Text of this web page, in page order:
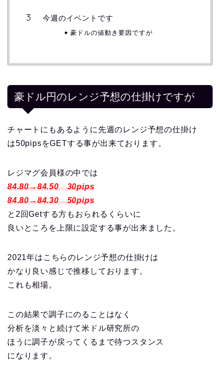
今週のイベントです
豪ドルの値動き要因ですが
豪ドル円のレンジ予想の仕掛けですが
チャートにもあるように先週のレンジ予想の仕掛け
は50pipsをGETする事が出来ております。
レジマグ会員様の中では
84.80→84.50 30pips
84.80→84.30 50pips
と2回Getする方もおられるくらいに
良いところを上限に設定する事が出来ました。
2021年はこちらのレンジ予想の仕掛けは
かなり良い感じで推移しております。
これも相場。
この結果で調子にのることはなく
分析を淡々と続けて米ドル研究所の
ほうに調子が戻ってくるまで待つスタンス
になります。